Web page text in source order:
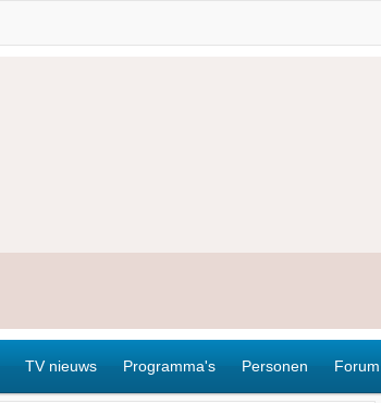
TV nieuws Programma's Personen Forum